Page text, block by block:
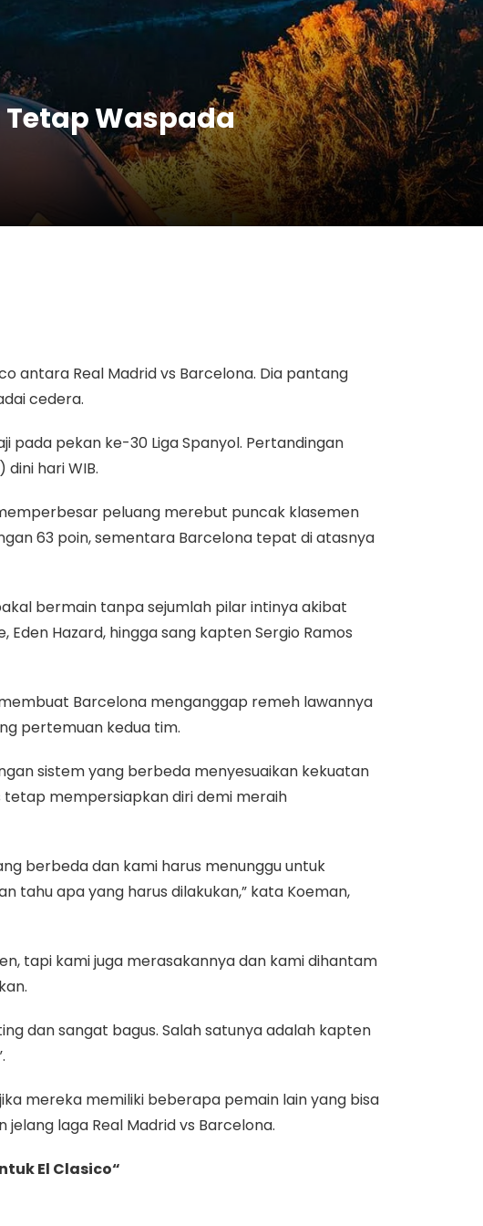
Tetap Waspada
antara Real Madridvs Barcelona. Dia pantang
cedera.
pada pekan ke-30 Liga Spanyol. Pertandingan
dini hari WIB.
peluang merebut puncak klasemen
63 poin, sementara Barcelona tepat di atasnya
bermain tanpa sejumlah pilar intinya akibat
, Eden Hazard, hingga sang kaptenSergio Ramos
Barcelona menganggap remeh lawannya
pertemuan kedua tim.
sistem yang berbeda menyesuaikan kekuatan
tetap mempersiapkan diri demi meraih
berbeda dan kami harus menunggu untuk
tahu apa yang harus dilakukan,” kata Koeman,
tapi kami juga merasakannya dan kami dihantam
dan sangat bagus. Salah satunya adalah kapten
mereka memiliki beberapa pemain lain yang bisa
jelang laga Real Madrid vs Barcelona.
El Clasico“